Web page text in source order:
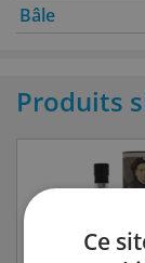
Bâle
Produits
Ce